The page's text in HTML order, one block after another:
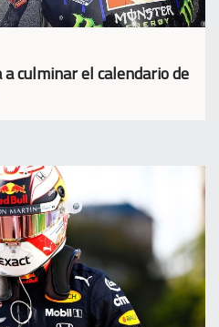
culminar el calendario de